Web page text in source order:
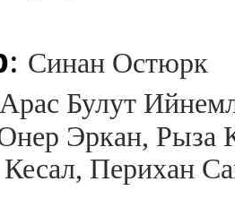
: Синан Остюрк
Арас Булут
Эркан, Рыза
Перихан